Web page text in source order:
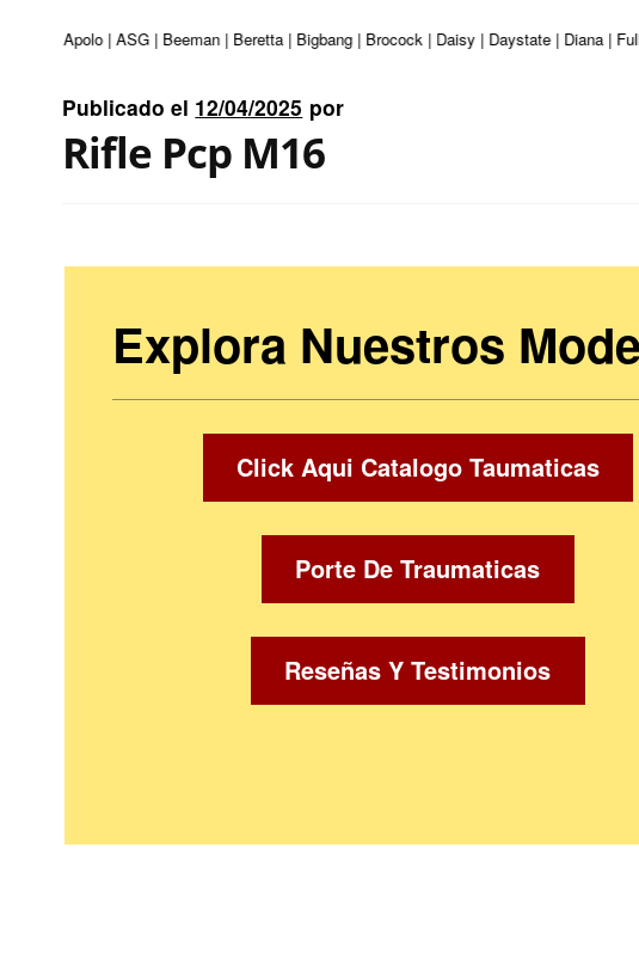
| Apolo | ASG | Beeman | Beretta | Bigbang | Brocock | Daisy | Daystate | Diana | Full
Publicado el 12/04/2025 por
Rifle Pcp M16
Explora Nuestros
Click Aqui Catalogo Taumaticas
Porte De Traumaticas
Reseñas Y Testimonios